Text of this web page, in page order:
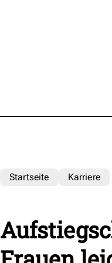
Startseite Karriere